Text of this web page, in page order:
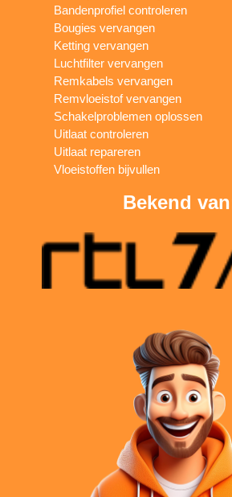
Bandenprofiel controleren
Bougies vervangen
Ketting vervangen
Luchtfilter vervangen
Remkabels vervangen
Remvloeistof vervangen
Schakelproblemen oplossen
Uitlaat controleren
Uitlaat repareren
Vloeistoffen bijvullen
Bekend